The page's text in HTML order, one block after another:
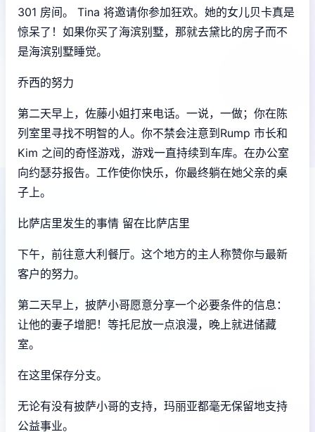
301 房间。 Tina 将邀请你参加狂欢。她的女儿贝卡真是
惊呆了！如果你买了海滨别墅，那就去黛比的房子而不
是海滨别墅睡觉。
乔西的努力
第二天早上，佐藤小姐打来电话。一说，一做；你在陈
列室里寻找不明智的人。你不禁会注意到Rump 市长和
Kim 之间的奇怪游戏，游戏一直持续到车库。在办公室
向约瑟芬报告。工作使你快乐，你最终躺在她父亲的桌
子上。
比萨店里发生的事情 留在比萨店里
下午，前往意大利餐厅。这个地方的主人称赞你与最新
客户的努力。
第二天早上，披萨小哥愿意分享一个必要条件的信息：
让他的妻子增肥！等托尼放一点浪漫，晚上就进储藏
室。
在这里保存分支。
无论有没有披萨小哥的支持，玛丽亚都毫无保留地支持
公益事业。